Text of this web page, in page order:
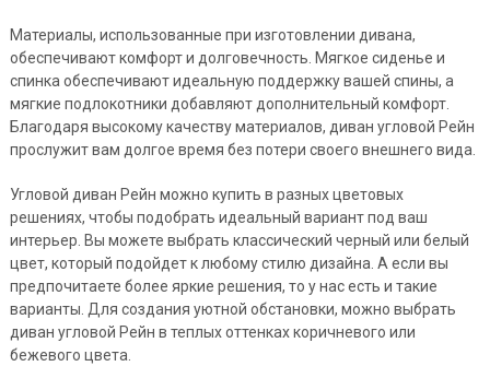
Материалы, использованные при изготовлении дивана,
обеспечивают комфорт и долговечность. Мягкое сиденье и
спинка обеспечивают идеальную поддержку вашей спины, а
мягкие подлокотники добавляют дополнительный комфорт.
Благодаря высокому качеству материалов, диван угловой Рейн
прослужит вам долгое время без потери своего внешнего вида.
Угловой диван Рейн можно купить в разных цветовых
решениях, чтобы подобрать идеальный вариант под ваш
интерьер. Вы можете выбрать классический черный или белый
цвет, который подойдет к любому стилю дизайна. А если вы
предпочитаете более яркие решения, то у нас есть и такие
варианты. Для создания уютной обстановки, можно выбрать
диван угловой Рейн в теплых оттенках коричневого или
бежевого цвета.